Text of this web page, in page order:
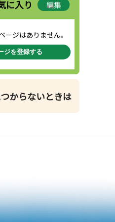
に入り 編集
ージはありません。
ジを登録する
からないときは